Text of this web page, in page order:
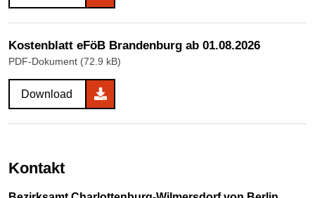
Kostenblatt eFöB Brandenburg ab 01.08.2026
PDF-Dokument (72.9 kB)
Download
Kontakt